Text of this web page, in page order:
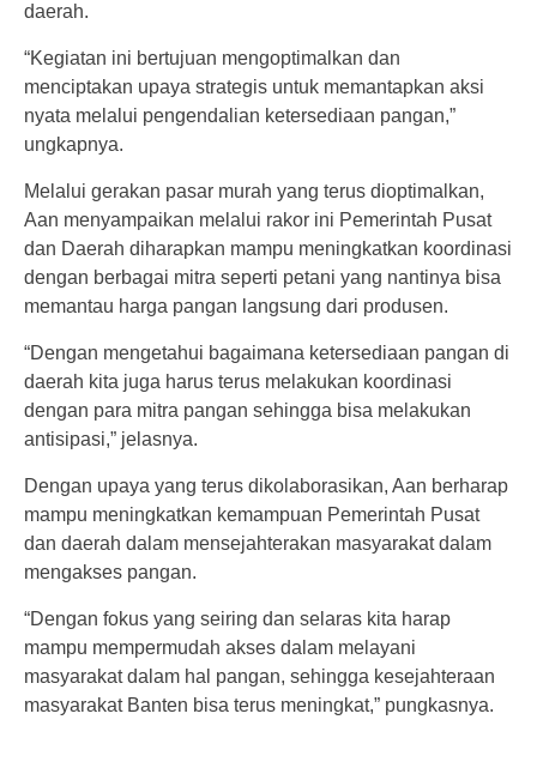
daerah.
“Kegiatan ini bertujuan mengoptimalkan dan
menciptakan upaya strategis untuk memantapkan aksi
nyata melalui pengendalian ketersediaan pangan,”
ungkapnya.
Melalui gerakan pasar murah yang terus dioptimalkan,
Aan menyampaikan melalui rakor ini Pemerintah Pusat
dan Daerah diharapkan mampu meningkatkan koordinasi
dengan berbagai mitra seperti petani yang nantinya bisa
memantau harga pangan langsung dari produsen.
“Dengan mengetahui bagaimana ketersediaan pangan di
daerah kita juga harus terus melakukan koordinasi
dengan para mitra pangan sehingga bisa melakukan
antisipasi,” jelasnya.
Dengan upaya yang terus dikolaborasikan, Aan berharap
mampu meningkatkan kemampuan Pemerintah Pusat
dan daerah dalam mensejahterakan masyarakat dalam
mengakses pangan.
“Dengan fokus yang seiring dan selaras kita harap
mampu mempermudah akses dalam melayani
masyarakat dalam hal pangan, sehingga kesejahteraan
masyarakat Banten bisa terus meningkat,” pungkasnya.